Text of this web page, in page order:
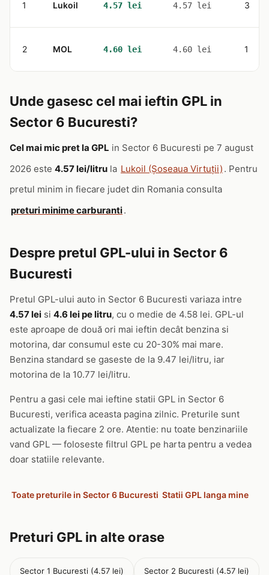
1 Lukoil 4.57 lei 4.57 lei 3
2 MOL 4.60 lei 4.60 lei 1
Unde gasesc cel mai ieftin GPL in
Sector 6 Bucuresti?
Cel mai mic pret la GPL in Sector 6 Bucuresti pe 7 august
2026 este 4.57 lei/litru la Lukoil (Șoseaua Virtuții) . Pentru
pretul minim in fiecare judet din Romania consulta
preturi minime carburanti.
Despre pretul GPL-ului in Sector 6
Bucuresti
Pretul GPL-ului auto in Sector 6 Bucuresti variaza intre
4.57 lei si 4.6 lei pe litru, cu o medie de 4.58 lei. GPL-ul
este aproape de două ori mai ieftin decât benzina si
motorina, dar consumul este cu 20-30% mai mare.
Benzina standard se gaseste de la 9.47 lei/litru, iar
motorina de la 10.77 lei/litru.
Pentru a gasi cele mai ieftine statii GPL in Sector 6
Bucuresti, verifica aceasta pagina zilnic. Preturile sunt
actualizate la fiecare 2 ore. Atentie: nu toate benzinariile
vand GPL — foloseste filtrul GPL pe harta pentru a vedea
doar statiile relevante.
Toate preturile in Sector 6 Bucuresti Statii GPL langa mine
Preturi GPL in alte orase
Sector 1 Bucuresti (4.57 lei) Sector 2 Bucuresti (4.57 lei)